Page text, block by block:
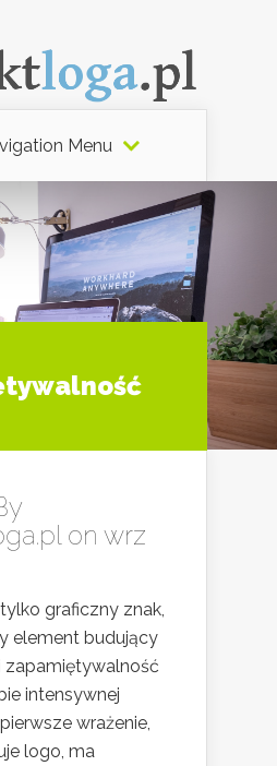
Menu
on wrz
graficzny znak,
element budujący
zapamiętywalność
intensywnej
wrażenie,
logo, ma